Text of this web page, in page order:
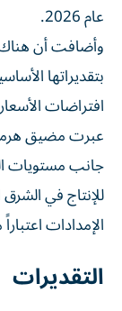
عام 2026.
وأضافت أن هناك
بتقديراتها
افتراضات
عبرت مضيق هرمز
جانب مستويات
للإنتاج في
الإمدادات
التقديرات